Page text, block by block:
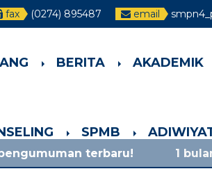
fax (0274) 895487 email
BERITA AKADEMIK
SPMB
1 bulan yang lalu/